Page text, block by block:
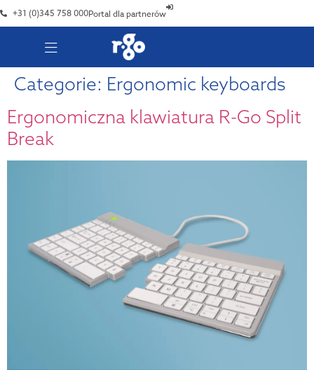
+31 (0)345 758 000Portal dla partnerów
Categorie: Ergonomic keyboards
Ergonomiczna klawiatura R-Go Split
Break